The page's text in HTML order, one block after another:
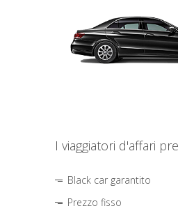
I viaggiatori d'affari
Black car garantito
Prezzo fisso